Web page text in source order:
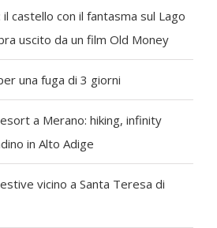
castello con il fantasma sul Lago
uscito da un film Old Money
una fuga di 3 giorni
a Merano: hiking, infinity
in Alto Adige
vicino a Santa Teresa di